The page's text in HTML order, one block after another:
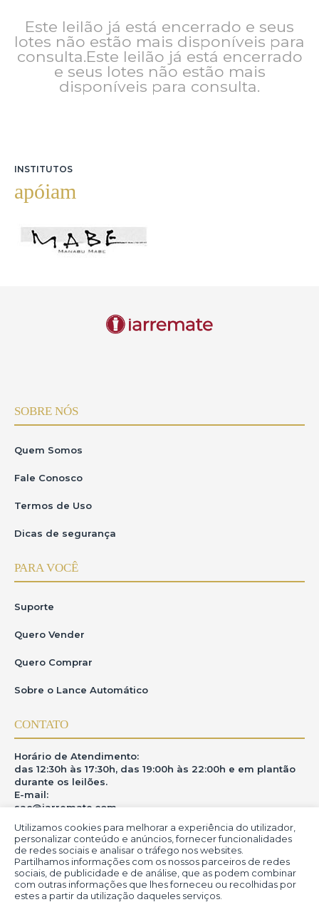
Utilizamos cookies para melhorar a experiência do utilizador,
personalizar conteúdo e anúncios, fornecer funcionalidades
de redes sociais e analisar o tráfego nos websites.
Partilhamos informações com os nossos parceiros de redes
sociais, de publicidade e de análise, que as podem combinar
com outras informações que lhes forneceu ou recolhidas por
estes a partir da utilização daqueles serviços.
Este leilão já está encerrado e seus
lotes não estão mais disponíveis para
consulta.Este leilão já está encerrado
e seus lotes não estão mais
disponíveis para consulta.
INSTITUTOS
apóiam
SOBRE NÓS
Quem Somos
Fale Conosco
Termos de Uso
Dicas de segurança
PARA VOCÊ
Suporte
Quero Vender
Quero Comprar
Sobre o Lance Automático
CONTATO
Horário de Atendimento:
das 12:30h às 17:30h, das 19:00h às 22:00h e em plantão
durante os leilões.
E-mail:
sac@iarremate.com
ONDE ESTAMOS
R. Heitor Modesto, 28 - Estação São Lourenço - MG
CEP: 37470-000